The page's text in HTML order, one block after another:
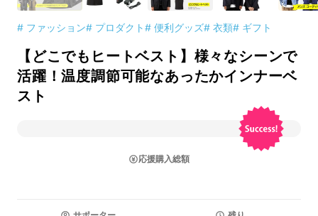
# ファッション# プロダクト# 便利グッズ# 衣類# ギフト
【どこでもヒートベスト】様々なシーンで
活躍！温度調節可能なあったかインナーベ
スト
応援購入総額